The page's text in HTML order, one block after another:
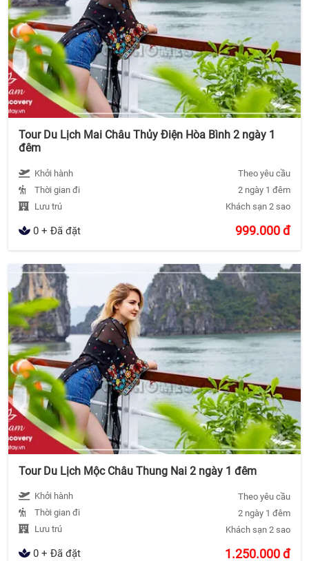
Tour Du Lịch Mai Châu Thủy Điện Hòa Bình 2 ngày 1
đêm
Khởi hành
Theo yêu cầu
Thời gian đi
2 ngày 1 đêm
Lưu trú
Khách sạn 2 sao
0 + Đã đặt 999.000đ
Tour Du Lịch Mộc Châu Thung Nai 2 ngày 1 đêm
Khởi hành
Theo yêu cầu
Thời gian đi
2 ngày 1 đêm
Lưu trú
Khách sạn 2 sao
0 + Đã đặt 1.250.000đ